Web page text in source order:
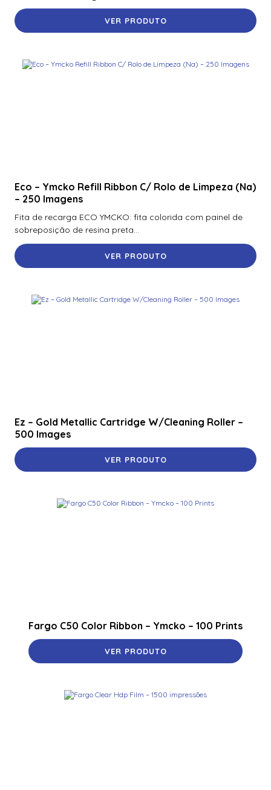
VER PRODUTO
Eco – Ymcko Refill Ribbon C/ Rolo de Limpeza (Na)
– 250 Imagens
Fita de recarga ECO YMCKO: fita colorida com painel de
sobreposição de resina preta...
VER PRODUTO
Ez – Gold Metallic Cartridge W/Cleaning Roller –
500 Images
VER PRODUTO
Fargo C50 Color Ribbon – Ymcko – 100 Prints
VER PRODUTO